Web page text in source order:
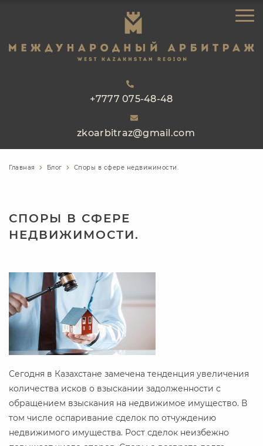
+7777 075-48-48
zkoarbitraz@gmail.com
ГЛАВНАЯ
ОБ АРБИТРАЖЕ
РЕЕСТР АРБИТРОВ
ПРАКТИКА
КОНТАКТЫ
Главная Блог Споры в сфере недвижимости.
СПОРЫ В СФЕРЕ
НЕДВИЖИМОСТИ.
Сегодня в Казахстане замечена тенденция увеличения
количества исков о взыскании задолженности с
обращением взыскания на недвижимое имущество. В
том числе оспаривание сделок по отчуждению
недвижимого имущества. Рост сделок неизбежно